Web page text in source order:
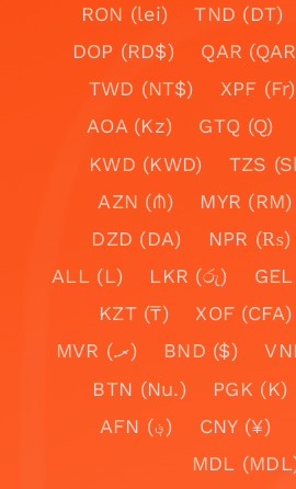
RON (lei)
TND (DT)
DOP (RD$)
QAR
TWD (NT$)
XPF (Fr)
AOA (Kz)
GTQ (Q)
KWD (KWD)
TZS
AZN (₼)
MYR (RM)
DZD (DA)
NPR (₨)
ALL (L)
LKR (රු)
KZT (₸)
XOF (CFA)
MVR (.ރ)
BND ($)
BTN (Nu.)
PGK (K)
AFN (؋)
CNY (¥)
MDL